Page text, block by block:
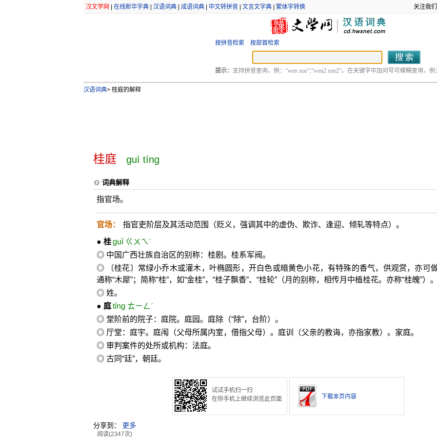
汉文学网 在线新华字典| 汉语词典| 成语词典| 中文转拼音| 文言文字典| 繁体字转换 关注我
按拼音检索 按部首检索
提示： 支持拼音查询，例：“wen xue”;“wen2 xue2”。在关键字中加问号可模糊查询，例
汉语词典>桂庭的解释
桂庭 guì tíng
词典解释
指官场。
官场： 指官吏阶层及其活动范围（贬义，强调其中的虚伪、欺诈、逢迎、倾轧等特点）。
● 桂 guì ㄍㄨㄟˋ
◎ 中国广西壮族自治区的别称：桂剧。桂系军阀。
◎ 〔桂花〕常绿小乔木或灌木，叶椭圆形，开白色或暗黄色小花，有特殊的香气，供观赏，亦可
通称“木犀”；简称“桂”，如“金桂”，“桂子飘香”、“桂轮”（月的别称，相传月中植桂花。亦称“桂魄”）
◎ 姓。
● 庭 tíng ㄊㄧㄥˊ
◎ 堂阶前的院子：庭院。庭园。庭除（“除”，台阶）。
◎ 厅堂：庭宇。庭闱（父母所属内室，借指父母）。庭训（父亲的教诲，亦指家教）。家庭。
◎ 审判案件的处所或机构：法庭。
◎ 古同“廷”，朝廷。
试试手机扫一扫
在你手机上继续浏览此页面
下载本页内容
分享到： 更多
阅读(2347次)